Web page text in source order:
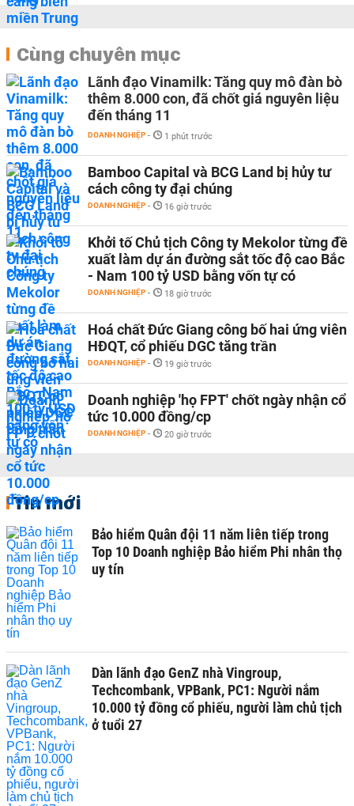
Cùng chuyên mục
Lãnh đạo Vinamilk: Tăng quy mô đàn bò
thêm 8.000 con, đã chốt giá nguyên liệu
đến tháng 11
DOANH NGHIỆP - 1 phút trước
Bamboo Capital và BCG Land bị hủy tư
cách công ty đại chúng
DOANH NGHIỆP - 16 giờ trước
Khởi tố Chủ tịch Công ty Mekolor từng đề
xuất làm dự án đường sắt tốc độ cao Bắc
- Nam 100 tỷ USD bằng vốn tự có
DOANH NGHIỆP - 18 giờ trước
Hoá chất Đức Giang công bố hai ứng viên
HĐQT, cổ phiếu DGC tăng trần
DOANH NGHIỆP - 19 giờ trước
Doanh nghiệp 'họ FPT' chốt ngày nhận cổ
tức 10.000 đồng/cp
DOANH NGHIỆP - 20 giờ trước
Tin mới
Bảo hiểm Quân đội 11 năm liên tiếp trong
Top 10 Doanh nghiệp Bảo hiểm Phi nhân thọ
uy tín
Dàn lãnh đạo GenZ nhà Vingroup,
Techcombank, VPBank, PC1: Người nắm
10.000 tỷ đồng cổ phiếu, người làm chủ tịch
ở tuổi 27